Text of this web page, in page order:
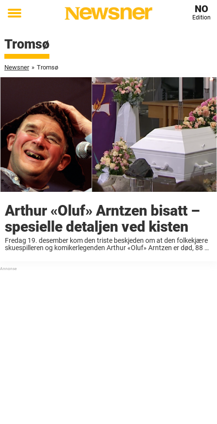
Toggle
NO
Edition
Tromsø
Newsner » Tromsø
Arthur «Oluf» Arntzen bisatt –
spesielle detaljen ved kisten
Fredag 19. desember kom den triste beskjeden om at den folkekjære
skuespilleren og komikerlegenden Arthur «Oluf» Arntzen er død, 88 år